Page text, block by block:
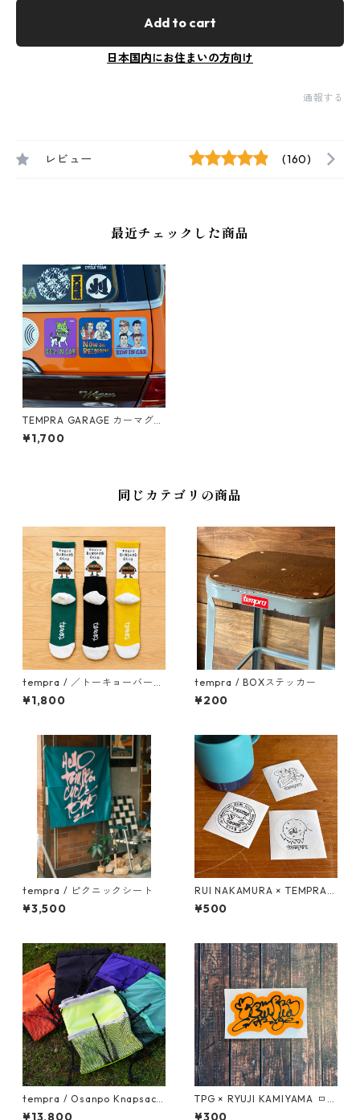
Add to cart
日本国内にお住まいの方向け
通報する
レビュー (160)
最近チェックした商品
TEMPRA GARAGE カーマグネ
ット（ナカムラルイ / RUI NA
KAMURA）
¥1,700
同じカテゴリの商品
tempra / ／トーキョーバーガ
ーズクラブ ソックス
¥1,800
tempra / BOXステッカー
¥200
tempra / ピクニックシート
¥3,500
RUI NAKAMURA × TEMPRA
ロゴ ステッカーSET
¥500
tempra / Osanpo Knapsack
2 (オサンポナップサック2)
¥13,800
TPG × RYUJI KAMIYAMA ロゴ
ステッカー（オレンジ）
¥300